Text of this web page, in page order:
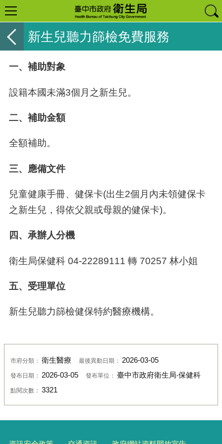
新生兒聽力篩檢免費服務
一、補助對象
設籍本國未滿3個月之新生兒。
二、補助金額
全額補助。
三、應備文件
兒童健康手冊、健保卡(出生2個月內未領健保卡
之新生兒，得依父親或母親的健保卡)。
四、承辦人分機
衛生局保健科04-22289111 轉70257 林小姐
五、受理單位
新生兒聽力篩檢健保特約醫療機構。
市府分類： 衛生醫療 最後異動日期： 2026-03-05
發布日期： 2026-03-05 發布單位： 臺中市政府衛生局‧保健科
點閱次數： 3321